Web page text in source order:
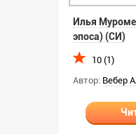
Илья
эпоса) (СИ)
10 (1)
Автор: Вебер